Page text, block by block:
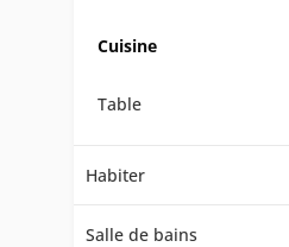
Cuisine
Table
Habiter
Salle de bains